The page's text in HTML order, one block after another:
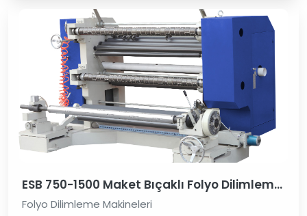
ESB 750-1500 Maket Bıçaklı Folyo Dilimleme Makinesi
Folyo Dilimleme Makineleri